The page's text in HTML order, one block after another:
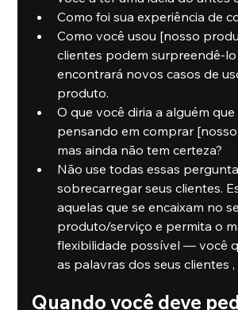
Como foi sua experiência de
Como você usou [nosso
clientes podem surpreendê-lo
encontrará novos casos de
produto.
O que você diria a alguém que
pensando em comprar
mas ainda não tem certeza?
Não use todas essas
sobrecarregar seus clientes.
aquelas que se encaixam no
produto/serviço e permita o
flexibilidade possível — você
as palavras dos seus clientes ,
Quando você deve